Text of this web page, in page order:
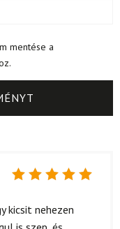
mentése a
5/ 5
kicsit nehezen